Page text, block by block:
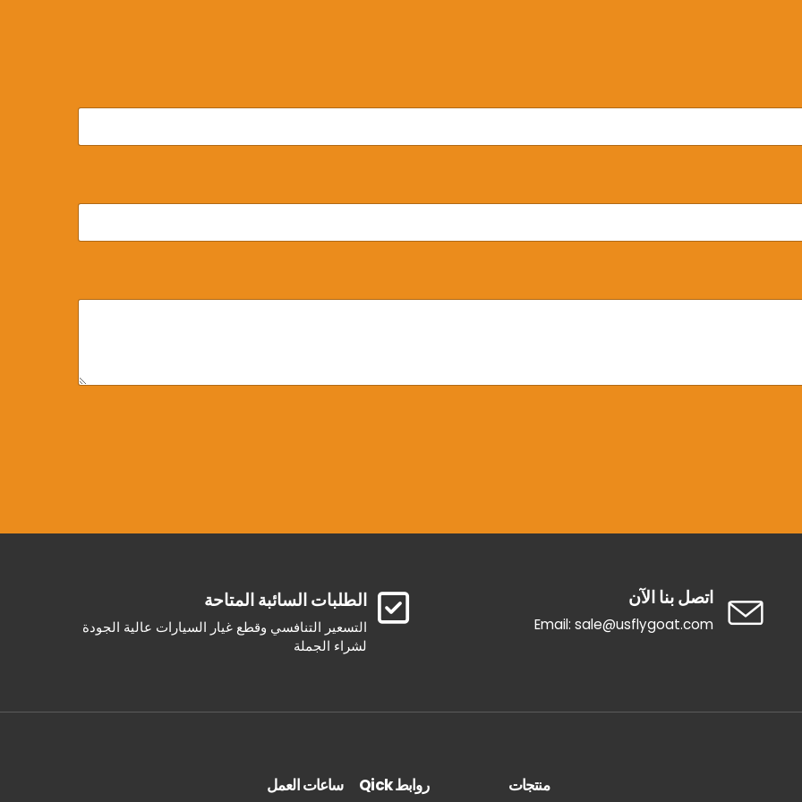
اتصل بنا الآن
Email: sale@usflygoat.com
الطلبات السائبة المتاحة
التسعير التنافسي وقطع غيار السيارات عالية الجودة
لشراء الجملة
منتجات روابط Qick ساعات العمل